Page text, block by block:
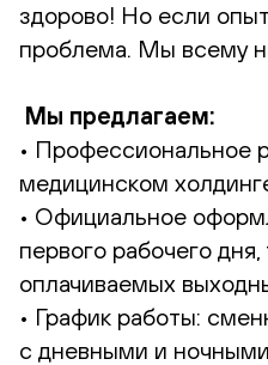
здорово! Но если
проблема. Мы всему
Мы предлагаем:
• Профессиональное
медицинском
• Официальное
первого рабочего
оплачиваемых
• График работы:
с дневными и